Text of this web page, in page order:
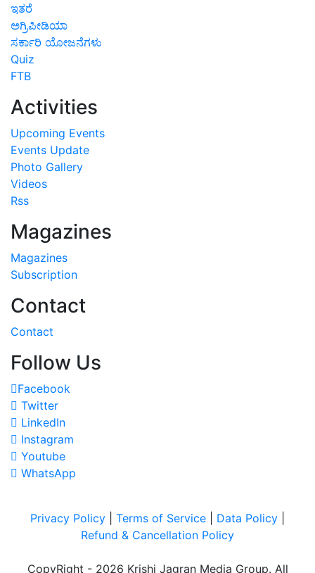
ಇತರೆ
ಅಗ್ರಿಪೀಡಿಯಾ
ಸರ್ಕಾರಿ ಯೋಜನೆಗಳು
Quiz
FTB
Activities
Upcoming Events
Events Update
Photo Gallery
Videos
Rss
Magazines
Magazines
Subscription
Contact
Contact
Follow Us
Facebook
Twitter
LinkedIn
Instagram
Youtube
WhatsApp
Privacy Policy Terms of Service Data Policy
Refund & Cancellation Policy
CopyRight - 2026 Krishi Jagran Media Group. All